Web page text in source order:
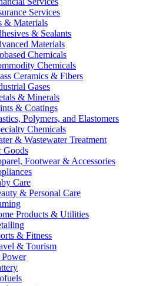
Services
& Materials
& Sealants
Materials
Chemicals
Chemicals
Ceramics & Fibers
Gases
& Minerals
& Coatings
Polymers, and Elastomers
Chemicals
& Wastewater Treatment
Goods
Footwear & Accessories
Care
& Personal Care
Products & Utilities
& Fitness
& Tourism